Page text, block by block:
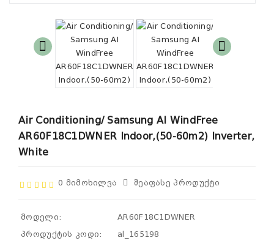
Air Conditioning/ Samsung AI WindFree
AR60F18C1DWNER Indoor,(50-60m2) Inverter,
White
0 Მიმოხილვა Შეაფასე Პროდუქტი
მოდელი:
AR60F18C1DWNER
პროდუქტის კოდი:
al_165198